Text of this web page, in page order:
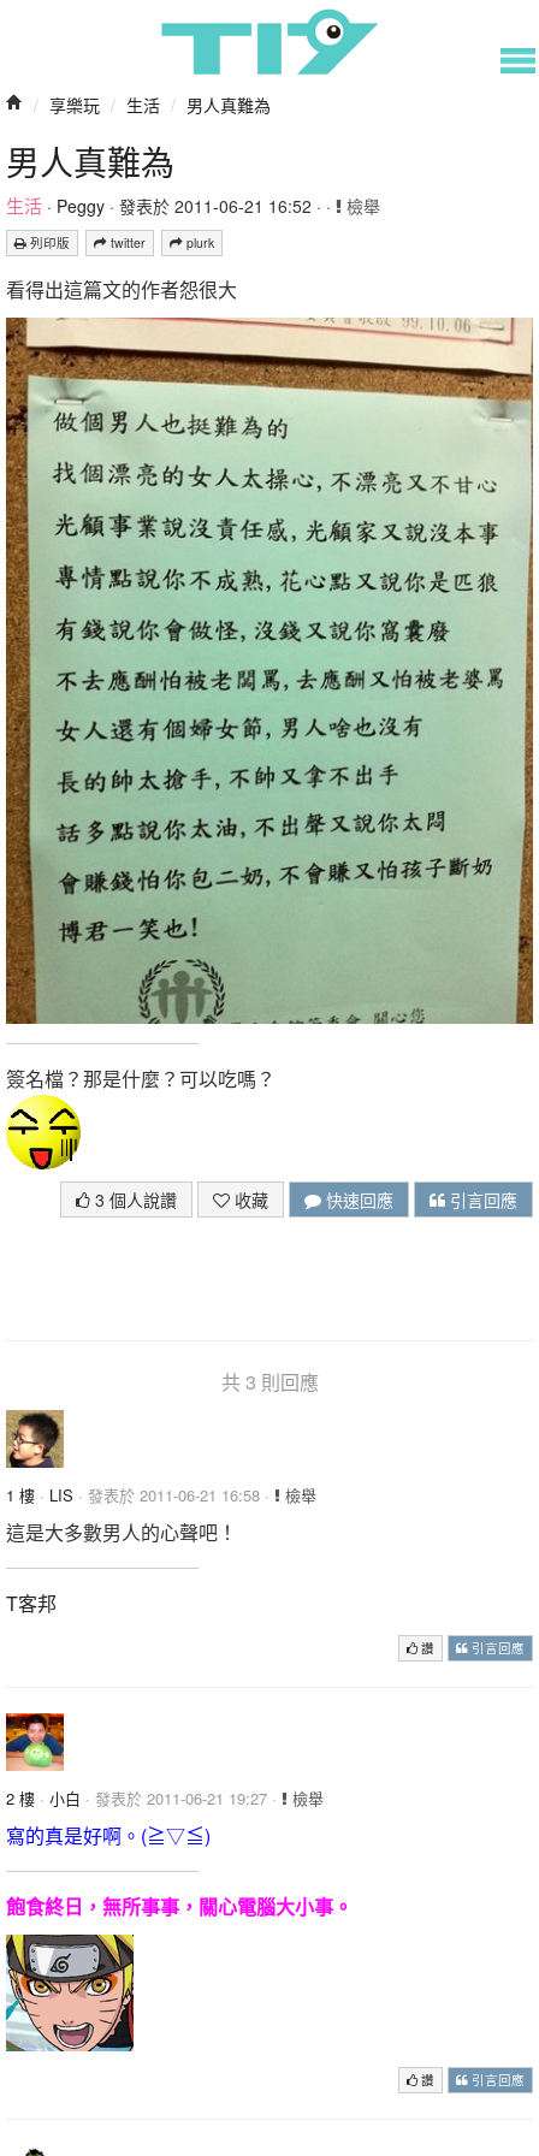
/ 享樂玩 / 生活 / 男人真難為
男人真難為
生活 · Peggy · 發表於 2011-06-21 16:52 · · 檢舉
列印版 twitter plurk
看得出這篇文的作者怨很大
簽名檔？那是什麼？可以吃嗎？
3 個人說讚 收藏 快速回應 引言回應
共 3 則回應
1 樓 · LIS · 發表於 2011-06-21 16:58 · 檢舉
這是大多數男人的心聲吧！
T客邦
讚 引言回應
2 樓 · 小白 · 發表於 2011-06-21 19:27 · 檢舉
寫的真是好啊。(≧▽≦)
飽食終日，無所事事，關心電腦大小事。
讚 引言回應